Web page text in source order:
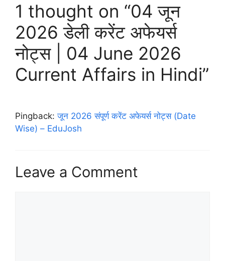
1 thought on “04 जून
2026 डेली करेंट अफेयर्स
नोट्स | 04 June 2026
Current Affairs in Hindi”
Pingback:जून 2026 संपूर्ण करेंट अफेयर्स नोट्स (Date
Wise) – EduJosh
Leave a Comment